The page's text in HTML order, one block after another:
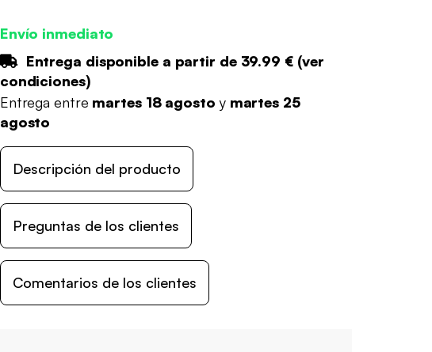
Envío inmediato
Entrega disponible a partir de 39.99 €(ver
condiciones)
Entrega entre martes 18 agosto y martes 25
agosto
Descripción del producto
Preguntas de los clientes
Comentarios de los clientes